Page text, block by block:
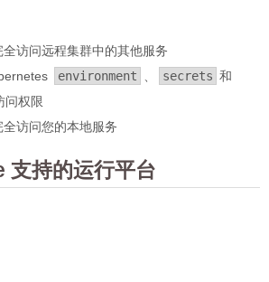
访问远程集群中的其他服务
environment secrets 和
问权限
访问您的本地服务
支持的运行平台